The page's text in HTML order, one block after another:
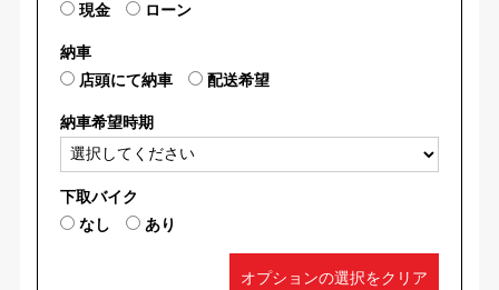
現金
ローン
納車
店頭にて納車
配送希望
納車希望時期
下取バイク
なし
あり
オプションの選択をクリア